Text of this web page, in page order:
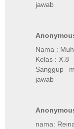
jawab
Nama :
Kelas : X.8
Sanggup
jawab
nama: